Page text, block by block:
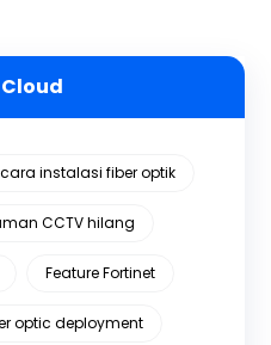
cara instalasi fiber optik
CCTV hilang
Feature Fortinet
optic deployment